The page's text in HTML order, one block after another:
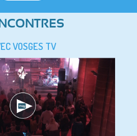
VOSGES TV